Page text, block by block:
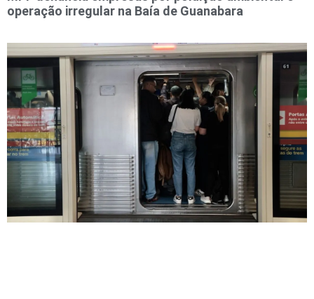
operação irregular na Baía de Guanabara